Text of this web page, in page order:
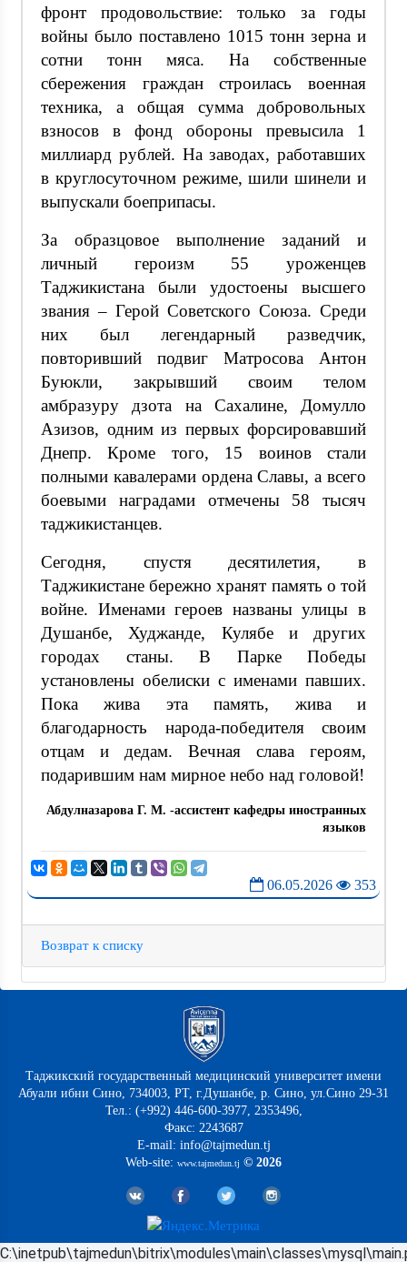
фронт продовольствие: только за годы
войны было поставлено 1015 тонн зерна и
сотни тонн мяса. На собственные
сбережения граждан строилась военная
техника, а общая сумма добровольных
взносов в фонд обороны превысила 1
миллиард рублей. На заводах, работавших
в круглосуточном режиме, шили шинели и
выпускали боеприпасы.
За образцовое выполнение заданий и
личный героизм 55 уроженцев
Таджикистана были удостоены высшего
звания – Герой Советского Союза. Среди
них был легендарный разведчик,
повторивший подвиг Матросова Антон
Буюкли, закрывший своим телом
амбразуру дзота на Сахалине, Домулло
Азизов, одним из первых форсировавший
Днепр. Кроме того, 15 воинов стали
полными кавалерами ордена Славы, а всего
боевыми наградами отмечены 58 тысяч
таджикистанцев.
Сегодня, спустя десятилетия, в
Таджикистане бережно хранят память о той
войне. Именами героев названы улицы в
Душанбе, Худжанде, Кулябе и других
городах станы. В Парке Победы
установлены обелиски с именами павших.
Пока жива эта память, жива и
благодарность народа-победителя своим
отцам и дедам. Вечная слава героям,
подарившим нам мирное небо над головой!
Абдулназарова Г. М. -ассистент кафедры иностранных
языков
06.05.2026 353
Возврат к списку
Таджикский государственный медицинский университет имени
Абуали ибни Сино, 734003, РТ, г.Душанбе, р. Сино, ул.Сино 29-31
Тел.: (+992) 446-600-3977, 2353496,
Факс: 2243687
E-mail: info@tajmedun.tj
Web-site: www.tajmedun.tj © 2026